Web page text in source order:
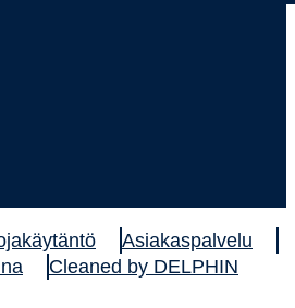
Asiakaspalvelu
Cleaned by DELPHIN